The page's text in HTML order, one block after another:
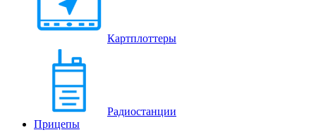
Картплоттеры
Радиостанции
Прицепы